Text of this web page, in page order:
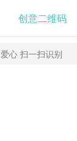
创意二维码
爱心 扫一扫识别